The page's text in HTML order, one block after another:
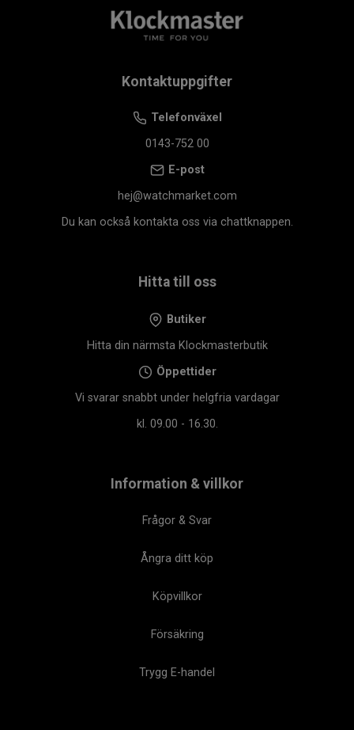
Kompletta multisportprofiler för löpning,
vandring, cykling, simning med mera
för friluftsliv
När du köper din Garmin MARQ hos Klockmaster
handlar du från en auktoriserad återförsäljare som
garanterar äkthet, trygghet och 3 års tillverkargaranti. Vi
premiumservice – och det får du alltid hos oss.
Kontaktuppgifter
Telefonväxel
0143-752 00
E-post
hej@watchmarket.com
Du kan också kontakta oss via chattknappen.
Hitta till oss
Butiker
Hitta din närmsta Klockmasterbutik
Öppettider
Vi svarar snabbt under helgfria vardagar
kl. 09.00 - 16.30.
Information & villkor
Frågor & Svar
Ångra ditt köp
Köpvillkor
Försäkring
Trygg E-handel